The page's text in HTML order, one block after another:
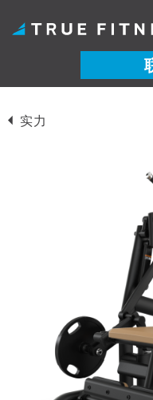
至 实力